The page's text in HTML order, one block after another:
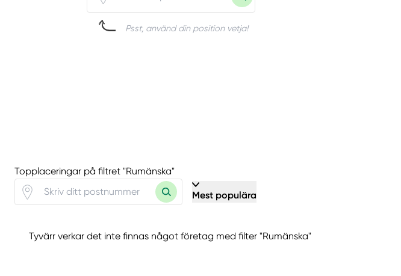
Psst, använd din position vetja!
Topplaceringar på filtret "Rumänska"
Mest populära
Tyvärr verkar det inte finnas något företag med filter "Rumänska"